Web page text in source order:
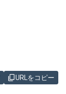
URLをコピー